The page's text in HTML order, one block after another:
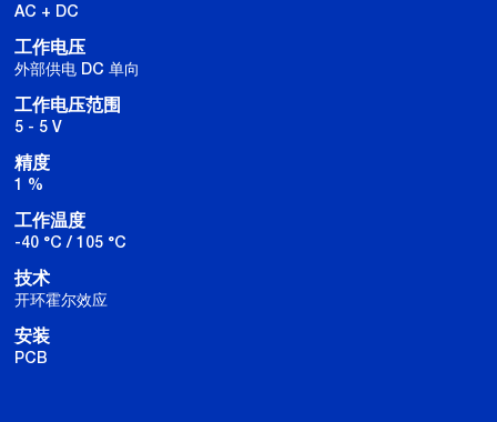
AC + DC
工作电压
外部供电 DC 单向
工作电压范围
5 - 5 V
精度
1 %
工作温度
-40 °C / 105 °C
技术
开环霍尔效应
安装
PCB